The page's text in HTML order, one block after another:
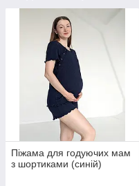
Піжама для годуючих мам
з шортиками (синій)